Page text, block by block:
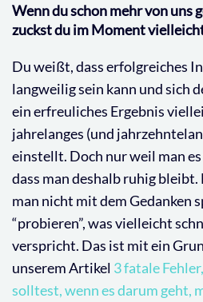
Wenn du schon mehr von uns
zuckst du im Moment
Du weißt, dass erfolgreiches
langweilig sein kann und sich
ein erfreuliches Ergebnis
jahrelanges (und
einstellt. Doch nur weil man
dass man deshalb ruhig bleibt.
man nicht mit dem Gedanken
“probieren”, was vielleicht
verspricht. Das ist mit ein
unserem Artikel 3 fatale
solltest, wenn es darum geht,